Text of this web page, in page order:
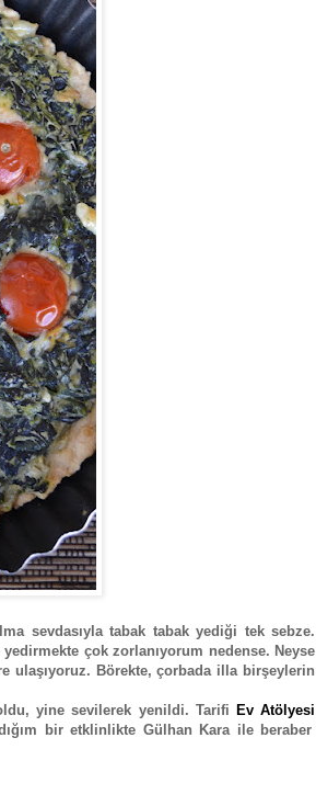
sevdasıyla tabak tabak yediği tek sebze.
çok zorlanıyorum nedense. Neyse
Börekte, çorbada illa birşeylerin
yine sevilerek yenildi. Tarifi Ev Atölyesi
bir etklinlikte Gülhan Kara ile beraber